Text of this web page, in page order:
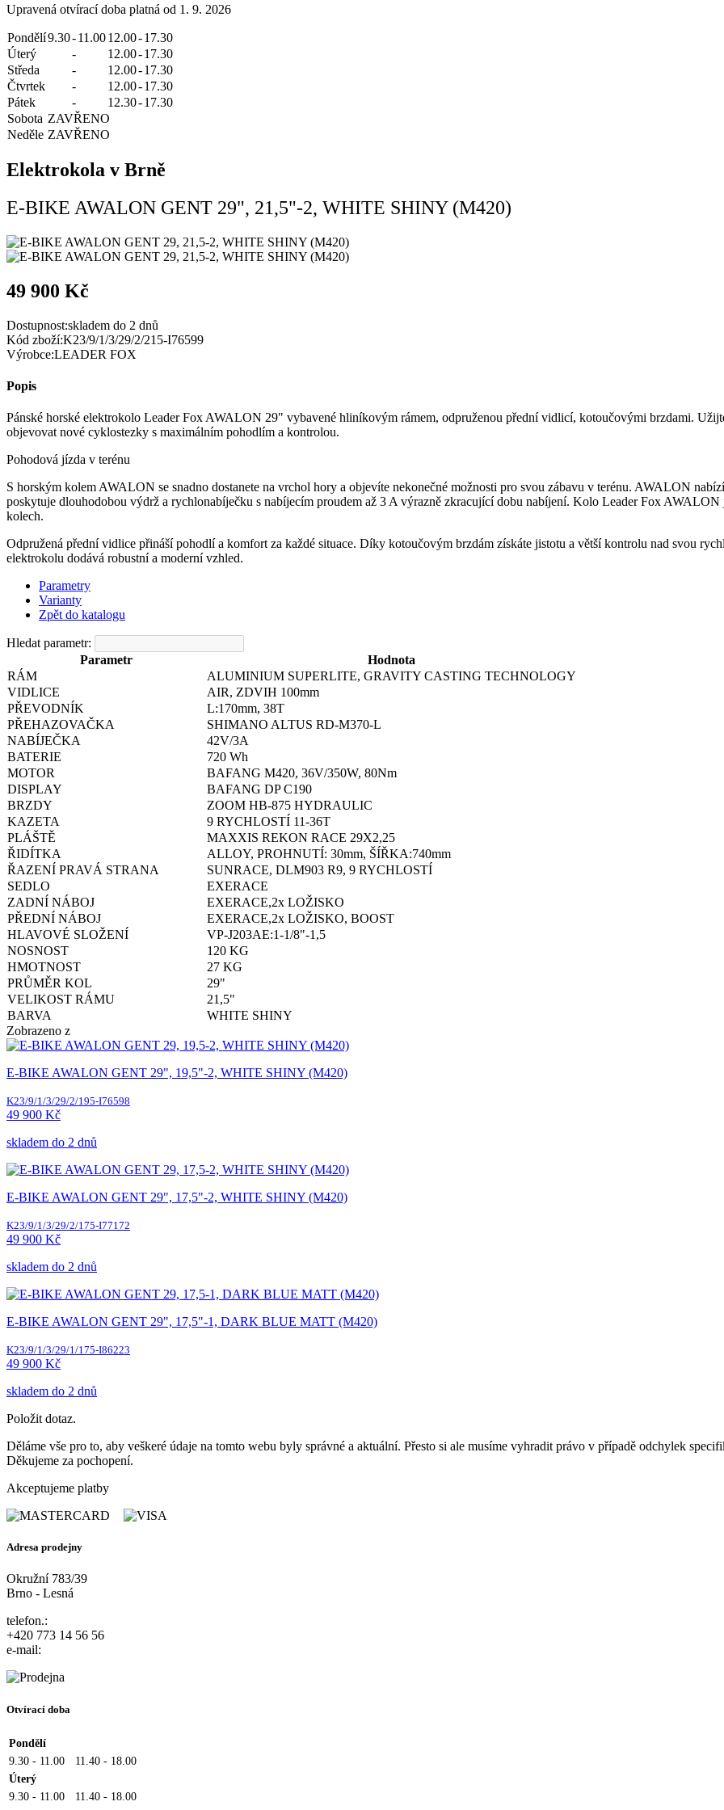
Upravená otvírací doba platná od 1. 9. 2026
Pondělí9.30-11.0012.00-17.30
Úterý
- 12.00-17.30
Středa
- 12.00-17.30
Čtvrtek
- 12.00-17.30
Pátek
- 12.30-17.30
Sobota ZAVŘENO
Neděle ZAVŘENO
Elektrokola v Brně
E-BIKE AWALON GENT 29", 21,5"-2, WHITE SHINY (M420)
49 900 Kč
Dostupnost:skladem do 2 dnů
Kód zboží:K23/9/1/3/29/2/215-I76599
Výrobce:LEADER FOX
Popis
Pánské horské elektrokolo Leader Fox AWALON 29" vybavené hliníkovým rámem, odpruženou přední vidlicí, kotoučovými brzdami.
objevovat nové cyklostezky s maximálním pohodlím a kontrolou.
Pohodová jízda v terénu
S horským kolem AWALON se snadno dostanete na vrchol hory a objevíte nekonečné možnosti pro svou zábavu v terénu. AWALON
poskytuje dlouhodobou výdrž a rychlonabíječku s nabíjecím proudem až 3 A výrazně zkracující dobu nabíjení. Kolo Leader Fox
kolech.
Odpružená přední vidlice přináší pohodlí a komfort za každé situace. Díky kotoučovým brzdám získáte jistotu a větší kontrolu nad svou
elektrokolu dodává robustní a moderní vzhled.
Parametry
Varianty
Zpět do katalogu
Hledat parametr:
Parametr
Hodnota
RÁM
ALUMINIUM SUPERLITE, GRAVITY CASTING TECHNOLOGY
VIDLICE
AIR, ZDVIH 100mm
PŘEVODNÍK
L:170mm, 38T
PŘEHAZOVAČKA
SHIMANO ALTUS RD-M370-L
NABÍJEČKA
42V/3A
BATERIE
720 Wh
MOTOR
BAFANG M420, 36V/350W, 80Nm
DISPLAY
BAFANG DP C190
BRZDY
ZOOM HB-875 HYDRAULIC
KAZETA
9 RYCHLOSTÍ 11-36T
PLÁŠTĚ
MAXXIS REKON RACE 29X2,25
ŘIDÍTKA
ALLOY, PROHNUTÍ: 30mm, ŠÍŘKA:740mm
ŘAZENÍ PRAVÁ STRANA
SUNRACE, DLM903 R9, 9 RYCHLOSTÍ
SEDLO
EXERACE
ZADNÍ NÁBOJ
EXERACE,2x LOŽISKO
PŘEDNÍ NÁBOJ
EXERACE,2x LOŽISKO, BOOST
HLAVOVÉ SLOŽENÍ
VP-J203AE:1-1/8"-1,5
NOSNOST
120 KG
HMOTNOST
27 KG
PRŮMĚR KOL
29"
VELIKOST RÁMU
21,5"
BARVA
WHITE SHINY
Zobrazeno z
E-BIKE AWALON GENT 29", 19,5"-2, WHITE SHINY (M420)
K23/9/1/3/29/2/195-I76598
49 900 Kč
skladem do 2 dnů
E-BIKE AWALON GENT 29", 17,5"-2, WHITE SHINY (M420)
K23/9/1/3/29/2/175-I77172
49 900 Kč
skladem do 2 dnů
E-BIKE AWALON GENT 29", 17,5"-1, DARK BLUE MATT (M420)
K23/9/1/3/29/1/175-I86223
49 900 Kč
skladem do 2 dnů
Položit dotaz.
Děláme vše pro to, aby veškeré údaje na tomto webu byly správné a aktuální. Přesto si ale musíme vyhradit právo v případě odchylek
Děkujeme za pochopení.
Akceptujeme platby
Adresa prodejny
Okružní 783/39
Brno - Lesná
telefon.:
+420 773 14 56 56
e-mail:
Otvírací doba
Pondělí
9.30 - 11.00
11.40 - 18.00
Úterý
9.30 - 11.00
11.40 - 18.00